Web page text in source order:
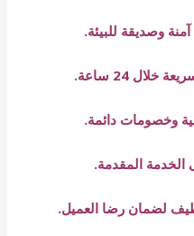
وصديقة للبيئة.
خلال 24 ساعة.
وخصومات دائمة.
المقدمة.
لضمان رضا العميل.